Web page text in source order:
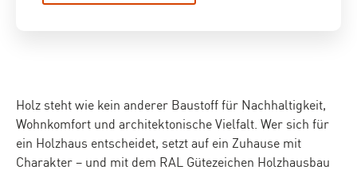
Holz steht wie kein anderer Baustoff für Nachhaltigkeit,
Wohnkomfort und architektonische Vielfalt. Wer sich für
ein Holzhaus entscheidet, setzt auf ein Zuhause mit
Charakter – und mit dem RAL Gütezeichen Holzhausbau